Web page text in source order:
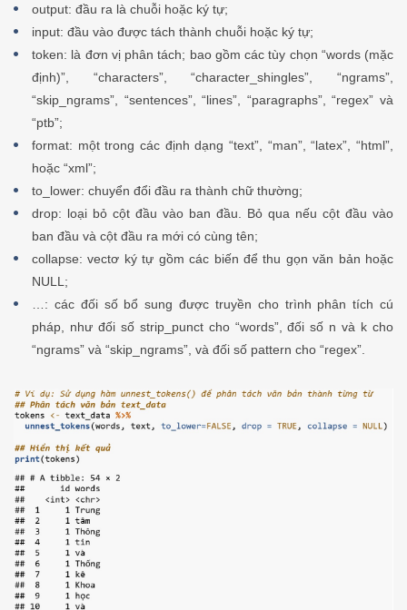
output: đầu ra là chuỗi hoặc ký tự;
input: đầu vào được tách thành chuỗi hoặc ký tự;
token: là đơn vị phân tách; bao gồm các tùy chọn “words (mặc
định)”, “characters”, “character_shingles”, “ngrams”,
“skip_ngrams”, “sentences”, “lines”, “paragraphs”, “regex” và
“ptb”;
format: một trong các định dạng “text”, “man”, “latex”, “html”,
hoặc “xml”;
to_lower: chuyển đổi đầu ra thành chữ thường;
drop: loại bỏ cột đầu vào ban đầu. Bỏ qua nếu cột đầu vào
ban đầu và cột đầu ra mới có cùng tên;
collapse: vectơ ký tự gồm các biến để thu gọn văn bản hoặc
NULL;
…: các đối số bổ sung được truyền cho trình phân tích cú
pháp, như đối số strip_punct cho “words”, đối số n và k cho
“ngrams” và “skip_ngrams”, và đối số pattern cho “regex”.